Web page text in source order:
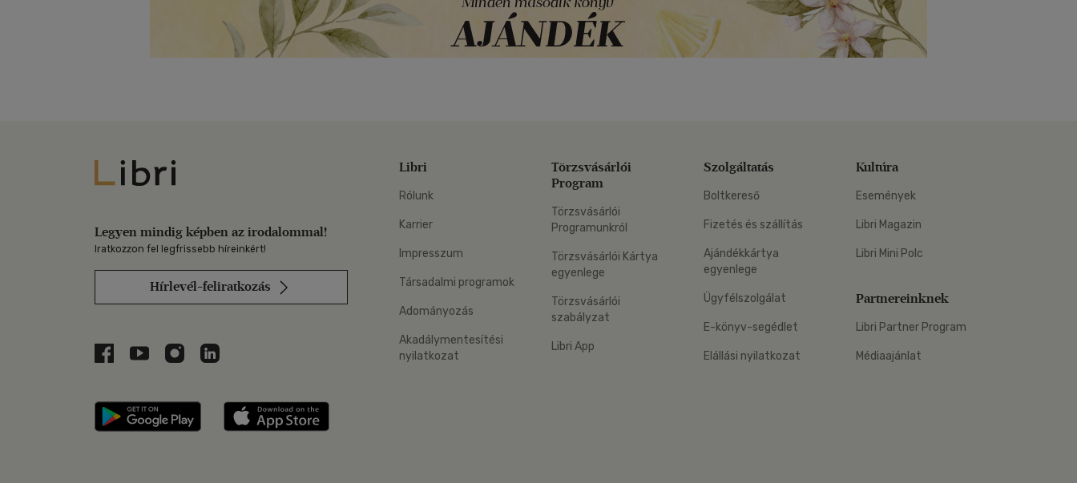
Libri
Legyen mindig képben az irodalommal!
Iratkozzon fel legfrissebb híreinkért!
Hírlevél-feliratkozás
Libri a Facebookon
Libri a Youtube-on
Libri az Instagramon
Libri a LinkedInen
Libri applikáció Szerezd meg: Google Play
Libri
Rólunk
Karrier
Impresszum
Társadalmi programok
Adományozás
Akadálymentesítési
nyilatkozat
Törzsvásárlói
Program
Törzsvásárlói
Programunkról
Törzsvásárlói Kártya
egyenlege
Törzsvásárlói
szabályzat
Libri App
Szolgáltatás
Boltkereső
Fizetés és szállítás
Ajándékkártya
egyenlege
Ügyfélszolgálat
E-könyv-segédlet
Elállási nyilatkozat
Kultúra
Események
Libri Magazin
Libri Mini Polc
Partnereinknek
Libri Partner Program
Médiaajánlat